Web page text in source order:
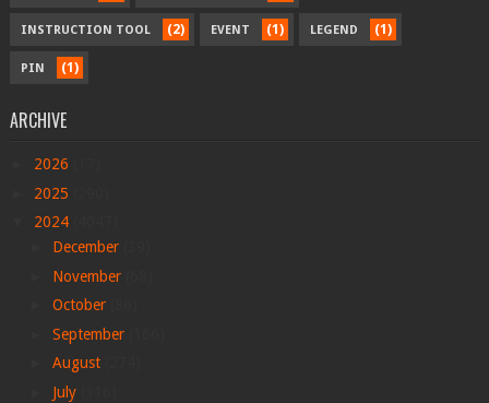
INSTRUCTION TOOL (2) EVENT (1) LEGEND (1)
PIN (1)
ARCHIVE
2026
2025
2024
December
November
October
September
August
July